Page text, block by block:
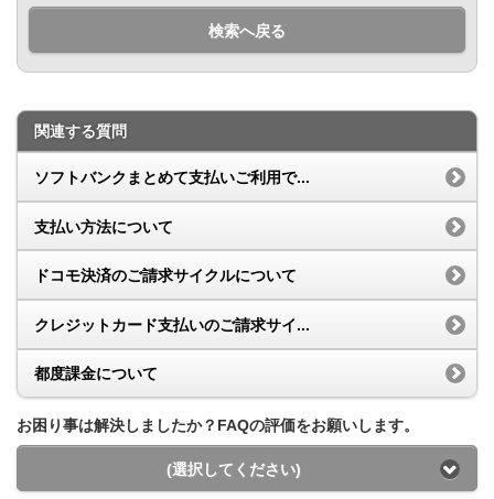
検索へ戻る
関連する質問
ソフトバンクまとめて支払いご利用で...
支払い方法について
ドコモ決済のご請求サイクルについて
クレジットカード支払いのご請求サイ...
都度課金について
お困り事は解決しましたか？FAQの評価をお願いします。
(選択してください)